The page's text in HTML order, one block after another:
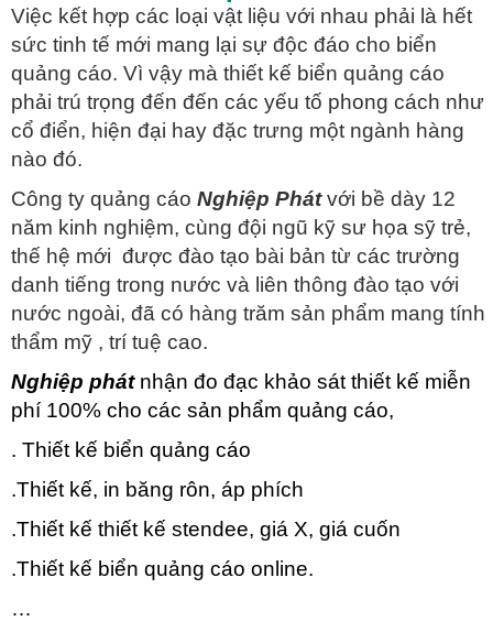
Việc kết hợp các loại vật liệu với nhau phải là hết
sức tinh tế mới mang lại sự độc đáo cho biển
quảng cáo. Vì vậy mà thiết kế biển quảng cáo
phải trú trọng đến đến các yếu tố phong cách như
cổ điển, hiện đại hay đặc trưng một ngành hàng
nào đó.
Công ty quảng cáo Nghiệp Phátvới bề dày 12
năm kinh nghiệm, cùng đội ngũ kỹ sư họa sỹ trẻ,
thế hệ mới được đào tạo bài bản từ các trường
danh tiếng trong nước và liên thông đào tạo với
nước ngoài, đã có hàng trăm sản phẩm mang tính
thẩm mỹ , trí tuệ cao.
Nghiệp phátnhận đo đạc khảo sát thiết kế miễn
phí 100% cho các sản phẩm quảng cáo,
. Thiết kế biển quảng cáo
.Thiết kế, in băng rôn, áp phích
.Thiết kế thiết kế stendee, giá X, giá cuốn
.Thiết kế biển quảng cáo online.
…